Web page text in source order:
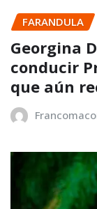
FARANDULA
Georgina
conducir
que aún